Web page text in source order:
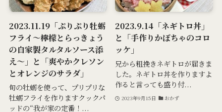
2023.11.19「ぷりぷり牡蛎
フライ～檸檬とらっきょう
の自家製タルタルソース添
え～」と「爽やかクレソン
とオレンジのサラダ」
旬の牡蛎を使って、プリプリな
牡蛎フライを作りますクックパ
ッドの“我が家の定番！...
2023.9.14「ネギトロ丼」
と「手作りかぼちゃのコロ
ッケ」
兄から粗挽きネギトロが届きま
した。ネギトロ丼を作りますよ
作ると言っても盛り付...
2023年9月15日 おかず